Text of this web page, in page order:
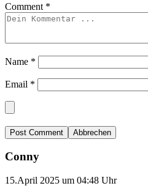
Comment *
Name *
Email *
Abbrechen
Conny
15.April 2025 um 04:48 Uhr